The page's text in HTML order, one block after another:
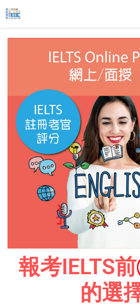
報考IELTS前
的選